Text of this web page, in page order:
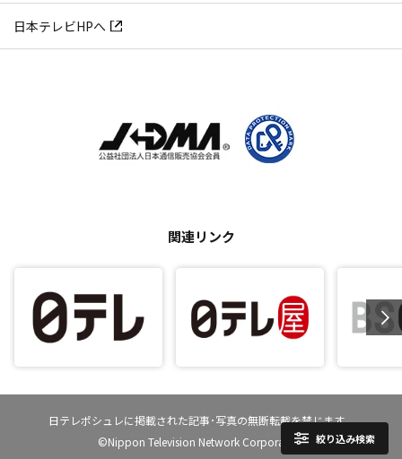
絞り込み検索
日本テレビHPへ
関連リンク
日テレポシュレに掲載された記事･写真の無断転載を禁じます。
©Nippon Television Network Corporation